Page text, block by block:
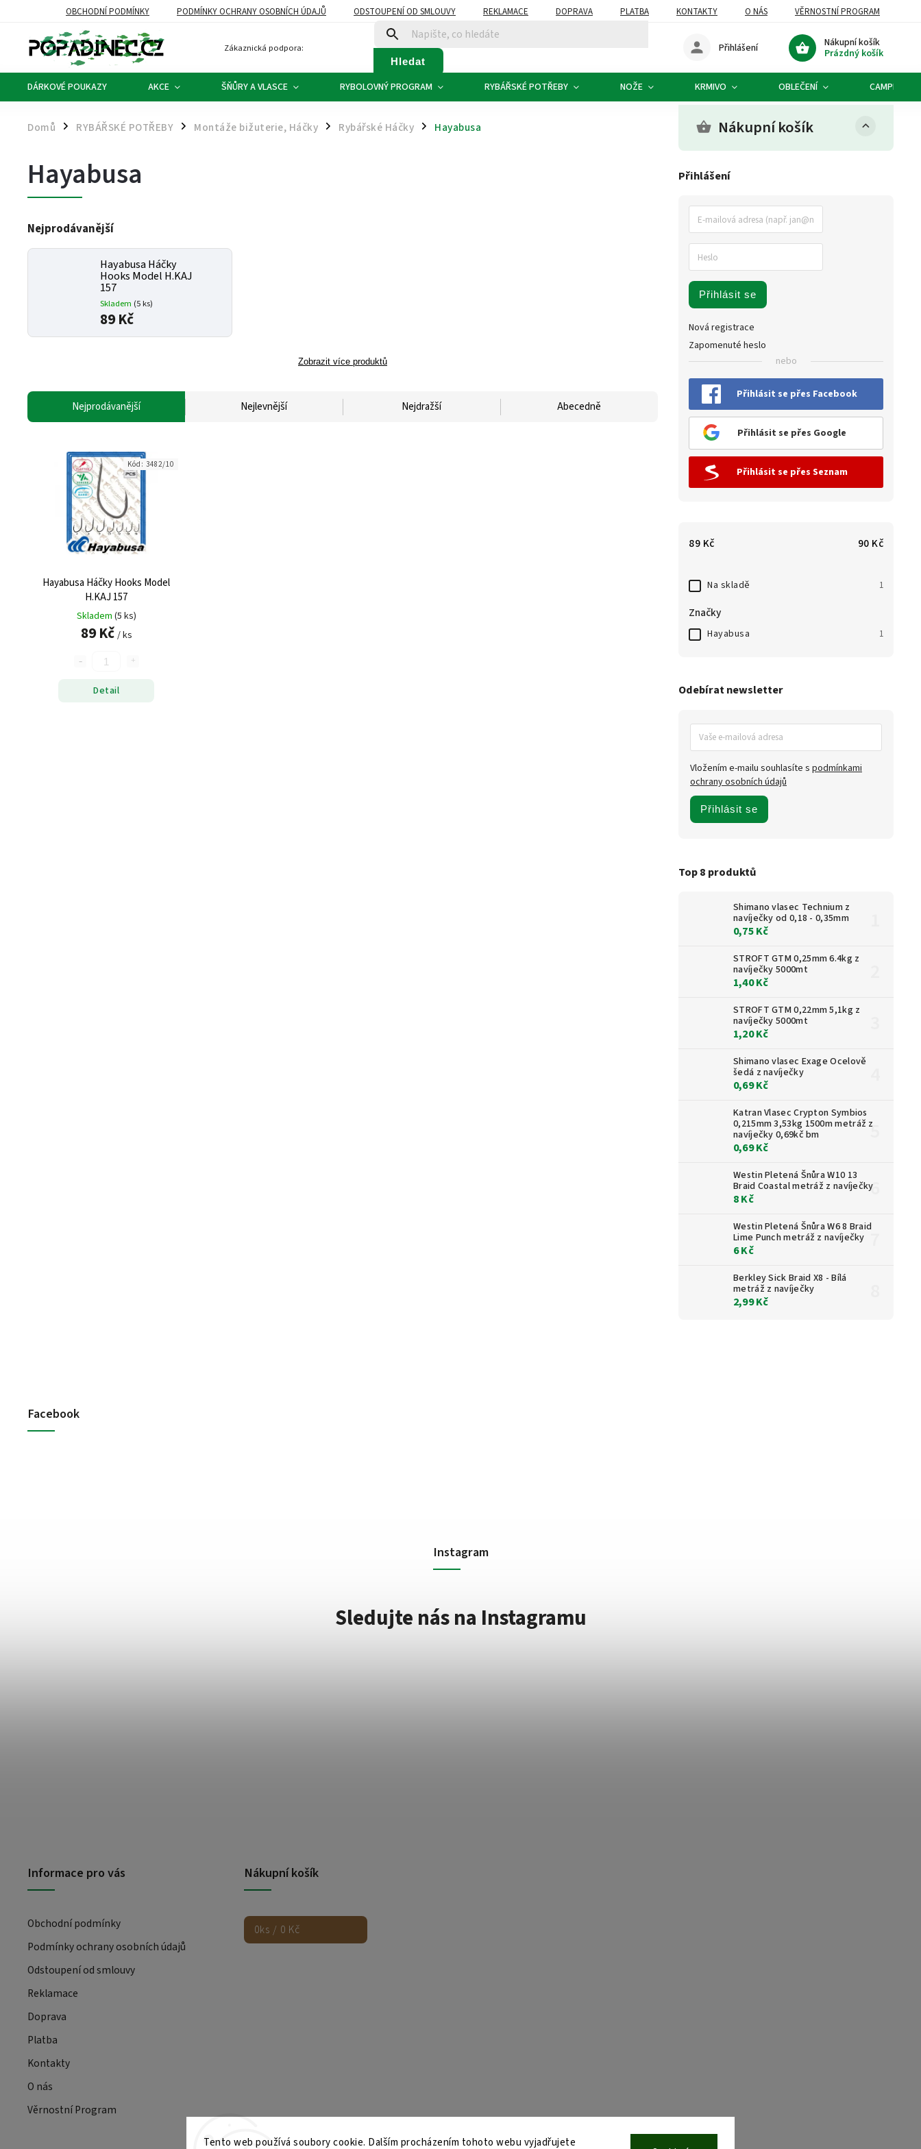
Tento web používá soubory cookie. Dalším procházením tohoto webu vyjadřujete
OBCHODNÍ PODMÍNKY PODMÍNKY OCHRANY OSOBNÍCH ÚDAJŮ ODSTOUPENÍ OD SMLOUVY REKLAMACE DOPRAVA PLATBA KONTAKTY O NÁS VĚRNOSTNÍ PROGRAM
Zákaznická podpora:
Hledat
Nákupní košík
Prázdný košík
Přihlášení
DÁRKOVÉ POUKAZY AKCE ŠŇŮRY A VLASCE RYBOLOVNÝ PROGRAM RYBÁŘSKÉ POTŘEBY NOŽE KRMIVO OBLEČENÍ CAMPING
Domů / RYBÁŘSKÉ POTŘEBY / Montáže bižuterie, Háčky / Rybářské Háčky / Hayabusa Nákupní košík
Přihlášení
Přihlásit se
Nová registrace
Zapomenuté heslo
nebo
Přihlásit se přes Facebook
Přihlásit se přes Google
Přihlásit se přes Seznam
89 Kč 90 Kč
Na skladě 1
Značky
Hayabusa 1
Odebírat newsletter
Vložením e-mailu souhlasíte s podmínkami
ochrany osobních údajů
Přihlásit se
Top 8 produktů
Shimano vlasec Technium z
navíječky od 0,18 - 0,35mm
0,75 Kč
STROFT GTM 0,25mm 6.4kg z
navíječky 5000mt
1,40 Kč
STROFT GTM 0,22mm 5,1kg z
navíječky 5000mt
1,20 Kč
Shimano vlasec Exage Ocelově
šedá z navíječky
0,69 Kč
Katran Vlasec Crypton Symbios
0,215mm 3,53kg 1500m metráž z
navíječky 0,69kč bm
0,69 Kč
Westin Pletená Šnůra W10 13
Braid Coastal metráž z navíječky
8 Kč
Westin Pletená Šnůra W6 8 Braid
Lime Punch metráž z navíječky
6 Kč
Berkley Sick Braid X8 - Bílá
metráž z navíječky
2,99 Kč
Hayabusa
Nejprodávanější
Hayabusa Háčky
Hooks Model H.KAJ
157
Skladem (5 ks)
89 Kč
Zobrazit více produktů
Nejprodávanější Nejlevnější Nejdražší Abecedně
Hayabusa Háčky Hooks Model
H.KAJ 157
Skladem (5 ks)
89 Kč / ks
Detail
Kód: 3482/10
Facebook
Instagram
Sledujte nás na Instagramu
Informace pro vás
Obchodní podmínky
Podmínky ochrany osobních údajů
Odstoupení od smlouvy
Reklamace
Doprava
Platba
Kontakty
O nás
Věrnostní Program
Nákupní košík
0ks / 0 Kč